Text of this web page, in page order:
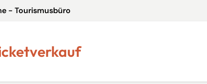
- Tourismusbüro